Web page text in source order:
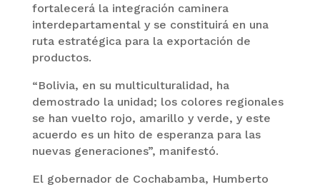
fortalecerá la integración caminera
interdepartamental y se constituirá en una
ruta estratégica para la exportación de
productos.
“Bolivia, en su multiculturalidad, ha
demostrado la unidad; los colores regionales
se han vuelto rojo, amarillo y verde, y este
acuerdo es un hito de esperanza para las
nuevas generaciones”, manifestó.
El gobernador de Cochabamba, Humberto